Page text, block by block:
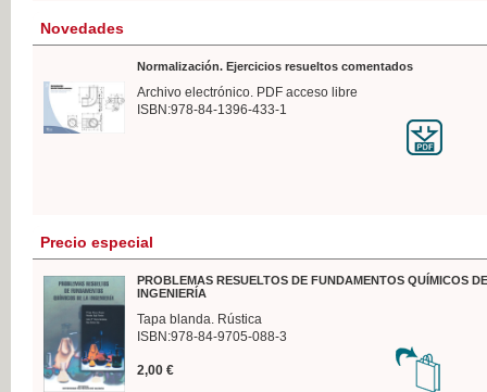
Novedades
Normalización. Ejercicios resueltos comentados
Archivo electrónico. PDF acceso libre
ISBN:978-84-1396-433-1
Precio especial
PROBLEMAS RESUELTOS DE FUNDAMENTOS QUÍMICOS
INGENIERÍA
Tapa blanda. Rústica
ISBN:978-84-9705-088-3
2,00 €